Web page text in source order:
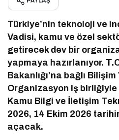
Türkiye’nin teknoloji ve
Vadisi, kamu ve özel
getirecek dev bir
yapmaya hazırlanıyor.
Bakanlığı’na bağlı
Organizasyon iş
Kamu Bilgi ve İletişim
2026, 14 Ekim 2026
açacak.